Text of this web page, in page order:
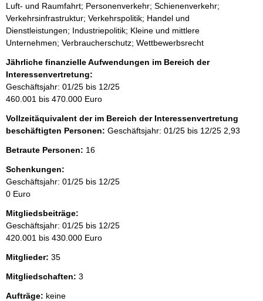
Luft- und Raumfahrt; Personenverkehr; Schienenverkehr;
Verkehrsinfrastruktur; Verkehrspolitik; Handel und
Dienstleistungen; Industriepolitik; Kleine und mittlere
Unternehmen; Verbraucherschutz; Wettbewerbsrecht
Jährliche finanzielle Aufwendungen im Bereich der
Interessenvertretung:
Geschäftsjahr: 01/25 bis 12/25
460.001 bis 470.000 Euro
Vollzeitäquivalent der im Bereich der Interessenvertretung
beschäftigten Personen: Geschäftsjahr: 01/25 bis 12/25 2,93
Betraute Personen: 16
Schenkungen:
Geschäftsjahr: 01/25 bis 12/25
0 Euro
Mitgliedsbeiträge:
Geschäftsjahr: 01/25 bis 12/25
420.001 bis 430.000 Euro
Mitglieder: 35
Mitgliedschaften: 3
Aufträge: keine